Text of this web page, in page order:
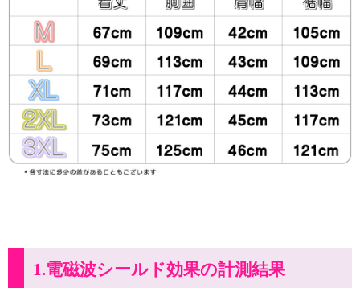
1.電磁波シールド効果の計測結果